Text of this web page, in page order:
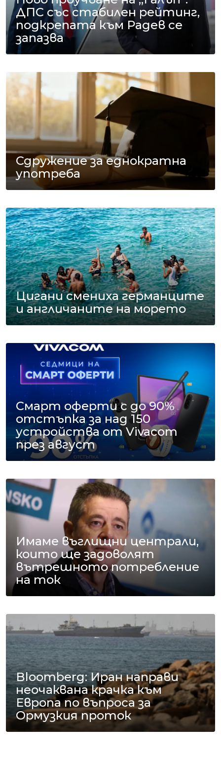
ДПС със стабилен рейтинг,
подкрепата към Радев се
запазва
Сдружение за еднократна
употреба
Цигани смениха германците
и англичаните на морето
Смарт оферти с до 90%
отстъпка за над 150
устройства от Vivacom
през август
Имаме въглищни централи,
които ще задоволят
вътрешното потребление
на ток
Bloomberg: Иран направи
неочаквана крачка към
Европа по въпроса за
Ормузкия проток